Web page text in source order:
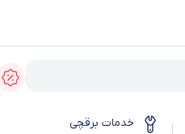
خدمات برقچی